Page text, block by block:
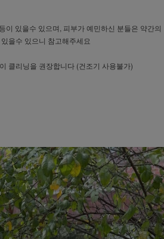
이 있을수 있으며, 피부가 예민하신 분들은 약간의
을수 있으니 참고해주세요
클리닝을 권장합니다 (건조기 사용불가)